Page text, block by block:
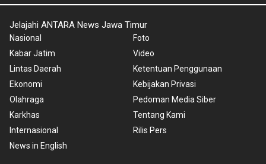
Jelajahi ANTARA News Jawa Timur
Nasional
Kabar Jatim
Lintas Daerah
Ekonomi
Olahraga
Karkhas
Internasional
News in English
Foto
Video
Ketentuan Penggunaan
Kebijakan Privasi
Pedoman Media Siber
Tentang Kami
Rilis Pers